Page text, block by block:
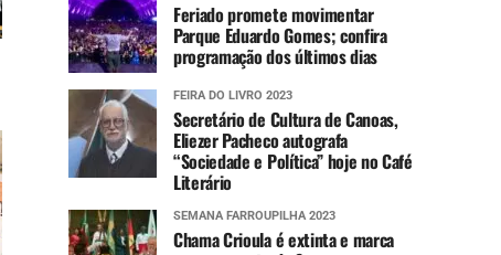
Feriado promete movimentar
Parque Eduardo Gomes; confira
programação dos últimos dias
FEIRA DO LIVRO 2023
Secretário de Cultura de Canoas,
Eliezer Pacheco autografa
“Sociedade e Política” hoje no Café
Literário
SEMANA FARROUPILHA 2023
Chama Crioula é extinta e marca